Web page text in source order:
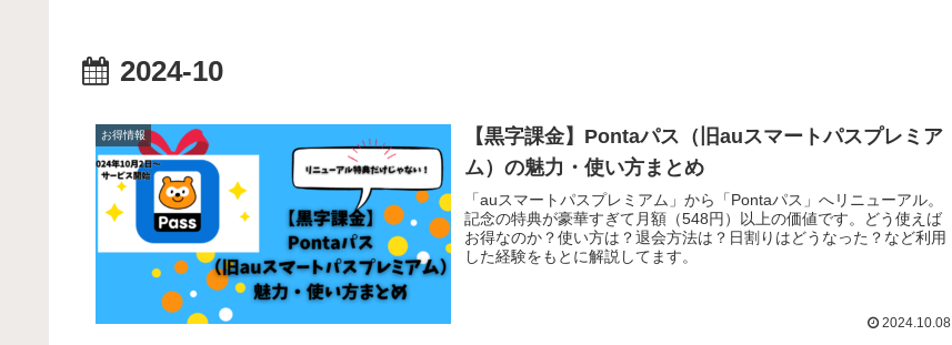
2024-10
お得情報
【黒字課金】Pontaパス（旧auスマートパスプレミア
ム）の魅力・使い方まとめ
「auスマートパスプレミアム」から「Pontaパス」へリニューアル。
記念の特典が豪華すぎて月額（548円）以上の価値です。どう使えば
お得なのか？使い方は？退会方法は？日割りはどうなった？など利用
した経験をもとに解説してます。
2024.10.08